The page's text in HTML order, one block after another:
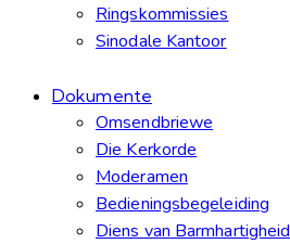
Ringskommissies
Sinodale Kantoor
Dokumente
Omsendbriewe
Die Kerkorde
Moderamen
Bedieningsbegeleiding
Diens van Barmhartigheid